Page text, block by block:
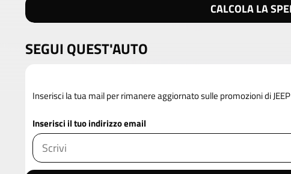
CALCOLA LA
SEGUI QUEST'AUTO
Inserisci la tua mail per rimanere aggiornato sulle promozioni di
Inserisci il tuo indirizzo email